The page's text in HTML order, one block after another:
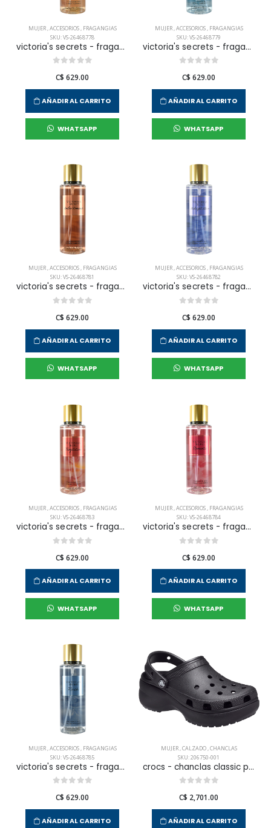
MUJER,ACCESORIOS, FRAGANGIAS
SKU: VS-26468778
victoria's secrets - fragancia corporal bare vainilla para mujer
C$ 629.00
AÑADIR AL CARRITO
WHATSAPP
MUJER,ACCESORIOS, FRAGANGIAS
SKU: VS-26468779
victoria's secrets - fragancia corporal aqua kiss para mujer
C$ 629.00
AÑADIR AL CARRITO
WHATSAPP
MUJER,ACCESORIOS, FRAGANGIAS
SKU: VS-26468781
victoria's secrets - fragancia corporal amber romance para mujer
C$ 629.00
AÑADIR AL CARRITO
WHATSAPP
MUJER,ACCESORIOS, FRAGANGIAS
SKU: VS-26468782
victoria's secrets - fragancia corporal midnight bloom para mujer
C$ 629.00
AÑADIR AL CARRITO
WHATSAPP
MUJER,ACCESORIOS, FRAGANGIAS
SKU: VS-26468783
victoria's secrets - fragancia corporal temptation para mujer
C$ 629.00
AÑADIR AL CARRITO
WHATSAPP
MUJER,ACCESORIOS, FRAGANGIAS
SKU: VS-26468784
victoria's secrets - fragancia corporal romantic para mujer
C$ 629.00
AÑADIR AL CARRITO
WHATSAPP
MUJER,ACCESORIOS, FRAGANGIAS
SKU: VS-26468785
victoria's secrets - fragancia corporal rush para mujer
C$ 629.00
AÑADIR AL CARRITO
MUJER,CALZADO,CHANCLAS
SKU: 206750-001
crocs - chanclas classic platform clog w para mujer
C$ 2,701.00
AÑADIR AL CARRITO